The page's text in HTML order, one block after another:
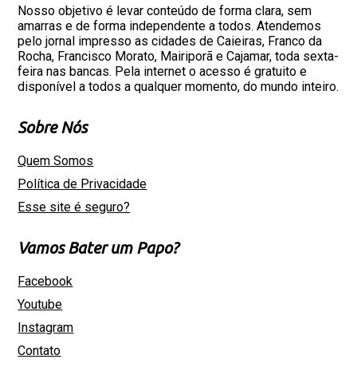
Nosso objetivo é levar conteúdo de forma clara, sem
amarras e de forma independente a todos. Atendemos
pelo jornal impresso as cidades de Caieiras, Franco da
Rocha, Francisco Morato, Mairiporã e Cajamar, toda sexta-
feira nas bancas. Pela internet o acesso é gratuito e
disponível a todos a qualquer momento, do mundo inteiro.
Sobre Nós
Quem Somos
Política de Privacidade
Esse site é seguro?
Vamos Bater um Papo?
Facebook
Youtube
Instagram
Contato